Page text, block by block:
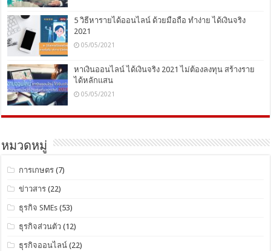
5 วิธีหารายได้ออนไลน์ ด้วยมือถือ ทำง่าย ได้เงินจริง
2021
05/05/2021
หาเงินออนไลน์ ได้เงินจริง 2021 ไม่ต้องลงทุน สร้างราย
ได้หลักแสน
05/05/2021
หมวดหมู่
การเกษตร (7)
ข่าวสาร (22)
ธุรกิจ SMEs (53)
ธุรกิจส่วนตัว (12)
ธุรกิจออนไลน์ (22)